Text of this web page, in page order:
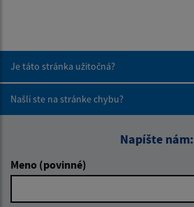
Je táto stránka užitočná?
Našli ste na stránke chybu?
Napíšte nám:
Meno (povinné)